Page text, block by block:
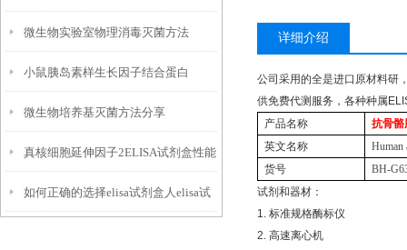
议如下
微生物实验室物理消毒灭菌方法
小鼠胰岛素样生长因子结合蛋白
3elisa试剂盒使用注意事项
微生物培养基灭菌方法分享
真核细胞延伸因子2ELISA试剂盒性能
如何正确的选择elisa试剂盒人elisa试
详细介绍
公司采用的全是进口原材料研
供免费代测服务，各种种属
产品名称
抗骨骼
英文名称
Human
货号
BH-
试剂和器材：
1. 标准规格酶标仪
2. 高速离心机